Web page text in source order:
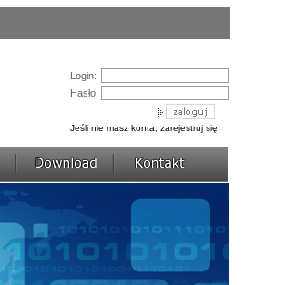
Login:
Hasło:
Jeśli nie masz konta, zarejestruj się
AVerDiGi EB3004 MD
AVerDiGi NV3000 Lite